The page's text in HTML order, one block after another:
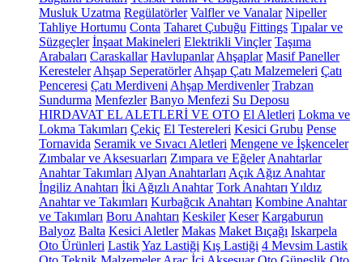
Musluk Uzatma Regülatörler Valfler ve Vanalar Nipeller
Tahliye Hortumu Conta Taharet Çubuğu Fittings Tıpalar ve
Süzgeçler İnşaat Makineleri Elektrikli Vinçler Taşıma
Arabaları Caraskallar Havlupanlar Ahşaplar Masif Paneller
Keresteler Ahşap Seperatörler Ahşap Çatı Malzemeleri Çatı
Penceresi Çatı Merdiveni Ahşap Merdivenler Trabzan
Sundurma Menfezler Banyo Menfezi Su Deposu
HIRDAVAT EL ALETLERİ VE OTO El Aletleri Lokma ve
Lokma Takımları Çekiç El Testereleri Kesici Grubu Pense
Tornavida Seramik ve Sıvacı Aletleri Mengene ve İşkenceler
Zımbalar ve Aksesuarları Zımpara ve Eğeler Anahtarlar
Anahtar Takımları Alyan Anahtarları Açık Ağız Anahtar
İngiliz Anahtarı İki Ağızlı Anahtar Tork Anahtarı Yıldız
Anahtar ve Takımları Kurbağcık Anahtarı Kombine Anahtar
ve Takımları Boru Anahtarı Keskiler Keser Kargaburun
Balyoz Balta Kesici Aletler Makas Maket Bıçağı Iskarpela
Oto Ürünleri LastikYaz Lastiği Kış Lastiği 4 Mevsim Lastik